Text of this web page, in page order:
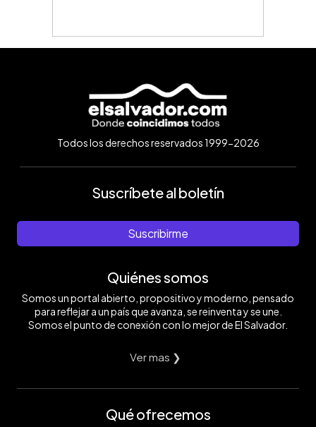
Todos los derechos reservados 1999-2026
Suscríbete al boletín
Suscribirme
Quiénes somos
Somos un portal abierto, propositivo y moderno, pensado
para reflejar a un país que avanza, se reinventa y se une.
Somos el punto de conexión con lo mejor de El Salvador.
Ver mas ❯
Qué ofrecemos